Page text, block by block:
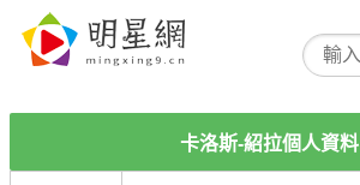
卡洛斯-紹拉個人資料